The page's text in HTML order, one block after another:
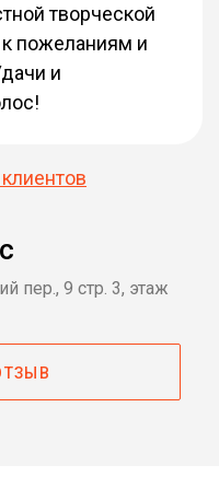
творческой
пожеланиям и
и
пер., 9 стр. 3, этаж